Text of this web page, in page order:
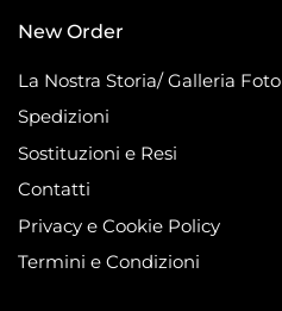
New Order
La Nostra Storia/ Galleria Foto
Spedizioni
Sostituzioni e Resi
Contatti
Privacy e Cookie Policy
Termini e Condizioni